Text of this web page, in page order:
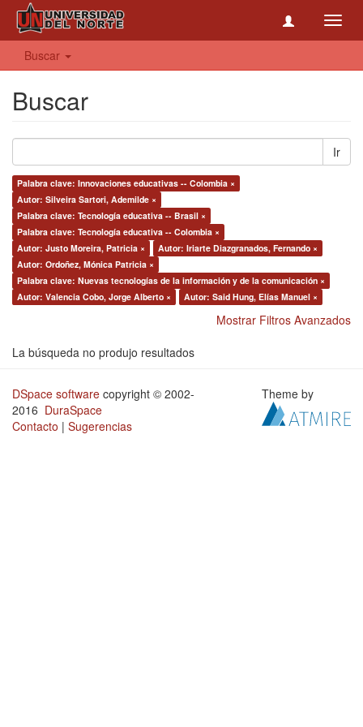
Buscar
Buscar
Ir
Palabra clave: Innovaciones educativas -- Colombia ×
Autor: Silveira Sartori, Ademilde ×
Palabra clave: Tecnología educativa -- Brasil ×
Palabra clave: Tecnología educativa -- Colombia ×
Autor: Justo Moreira, Patricia ×
Autor: Iriarte Diazgranados, Fernando ×
Autor: Ordoñez, Mónica Patricia ×
Palabra clave: Nuevas tecnologías de la información y de la comunicación ×
Autor: Valencia Cobo, Jorge Alberto ×
Autor: Said Hung, Elías Manuel ×
Mostrar Filtros Avanzados
La búsqueda no produjo resultados
DSpace software copyright © 2002-
2016 DuraSpace
Contacto | Sugerencias
Theme by